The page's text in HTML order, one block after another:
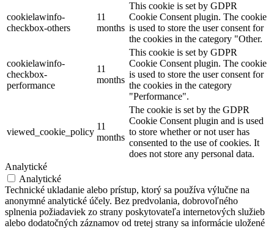
cookielawinfo-
checkbox-others
11
months
This cookie is set by GDPR
Cookie Consent plugin. The cookie
is used to store the user consent for
the cookies in the category "Other.
cookielawinfo-
checkbox-
performance
11
months
This cookie is set by GDPR
Cookie Consent plugin. The cookie
is used to store the user consent for
the cookies in the category
"Performance".
viewed_cookie_policy
11
months
The cookie is set by the GDPR
Cookie Consent plugin and is used
to store whether or not user has
consented to the use of cookies. It
does not store any personal data.
Analytické
Analytické
Technické ukladanie alebo prístup, ktorý sa používa výlučne na
anonymné analytické účely. Bez predvolania, dobrovoľného
splnenia požiadaviek zo strany poskytovateľa internetových služieb
alebo dodatočných záznamov od tretej strany sa informácie uložené